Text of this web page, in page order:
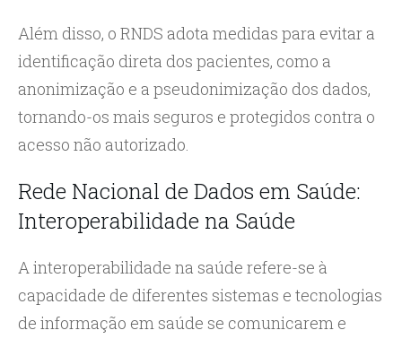
Além disso, o RNDS adota medidas para evitar a
identificação direta dos pacientes, como a
anonimização e a pseudonimização dos dados,
tornando-os mais seguros e protegidos contra o
acesso não autorizado.
Rede Nacional de Dados em Saúde:
Interoperabilidade na Saúde
A interoperabilidade na saúde refere-se à
capacidade de diferentes sistemas e tecnologias
de informação em saúde se comunicarem e